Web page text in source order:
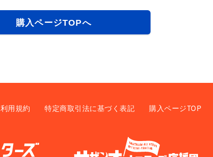
購入ページTOPへ
利用規約 特定商取引法に基づく表記 購入ページTOP